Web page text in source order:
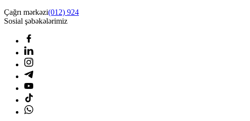
Çağrı mərkəzi(012) 924
Sosial şəbəkələrimiz